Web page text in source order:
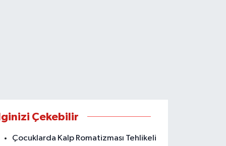
Çekebilir
Çocuklarda Kalp Romatizması Tehlikeli